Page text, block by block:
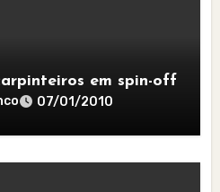
em spin-off
07/01/2010